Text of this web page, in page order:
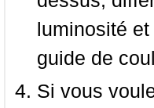
luminosité
guide de
Si vous